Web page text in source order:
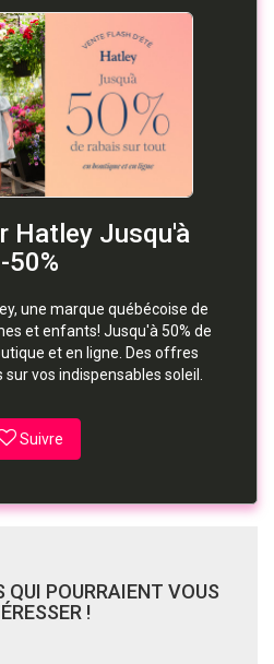
Hatley Jusqu'à
-50%
une marque québécoise de
et enfants! Jusqu'à 50% de
et en ligne. Des offres
vos indispensables soleil.
Suivre
QUI POURRAIENT VOUS
!